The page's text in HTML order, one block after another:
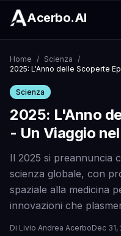
Acerbo.AI
Home / Scienza /
Scienza
2025: L'Anno
- Un Viaggio
Il 2025 si preannuncia
scienza globale, con
spaziale alla medicina
innovazioni che
Di Livio Andrea AcerboDec 31,